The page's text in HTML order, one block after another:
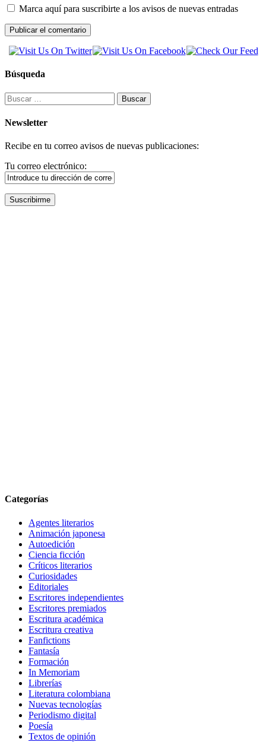
Marca aquí para suscribirte a los avisos de nuevas entradas
Búsqueda
Buscar:
Newsletter
Recibe en tu correo avisos de nuevas publicaciones:
Tu correo electrónico:
Categorías
Agentes literarios
Animación japonesa
Autoedición
Ciencia ficción
Críticos literarios
Curiosidades
Editoriales
Escritores independientes
Escritores premiados
Escritura académica
Escritura creativa
Fanfictions
Fantasía
Formación
In Memoriam
Librerías
Literatura colombiana
Nuevas tecnologías
Periodismo digital
Poesía
Textos de opinión